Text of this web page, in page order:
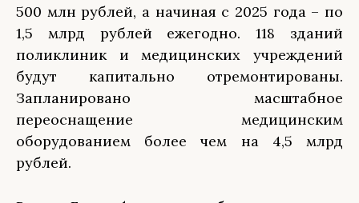
500 млн рублей, а начиная с 2025 года – по
1,5 млрд рублей ежегодно. 118 зданий
поликлиник и медицинских учреждений
будут капитально отремонтированы.
Запланировано масштабное
переоснащение медицинским
оборудованием более чем на 4,5 млрд
рублей.